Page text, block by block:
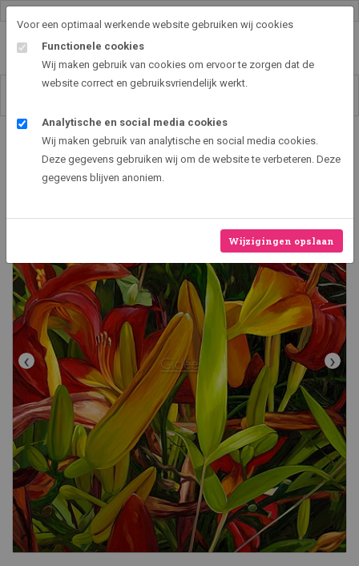
Voor een optimaal werkende website gebruiken wij cookies
Functionele cookies
Wij maken gebruik van cookies om ervoor te zorgen dat de
website correct en gebruiksvriendelijk werkt.
Analytische en social media cookies
Wij maken gebruik van analytische en social media cookies.
Deze gegevens gebruiken wij om de website te verbeteren. Deze
gegevens blijven anoniem.
Wijzigingen opslaan
Art2EXPO GallerySHOP - de leukste kunst cadeau ideeën
Lichtvanger in Lelieveld
‹ ›